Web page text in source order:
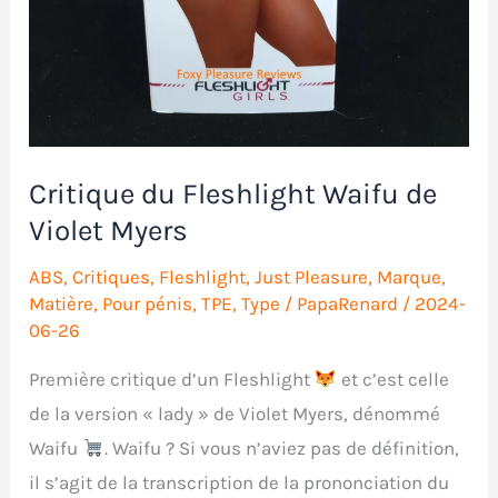
Critique du Fleshlight Waifu de
Violet Myers
ABS,Critiques, Fleshlight,Just Pleasure, Marque,
Matière, Pour pénis,TPE,Type / PapaRenard / 2024-
06-26
Première critique d’un Fleshlight
et c’est celle
de la version « lady » de Violet Myers, dénommé
Waifu
. Waifu ? Si vous n’aviez pas de définition,
il s’agit de la transcription de la prononciation du